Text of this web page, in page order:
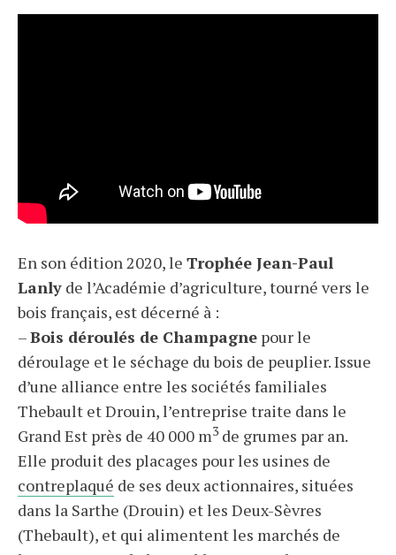
En son édition 2020, le Trophée Jean-Paul
Lanly de l’Académie d’agriculture, tourné vers le
bois français, est décerné à :
–Bois déroulés de Champagne pour le
déroulage et le séchage du bois de peuplier. Issue
d’une alliance entre les sociétés familiales
Thebault et Drouin, l’entreprise traite dans le
Grand Est près de 40 000 m3de grumes par an.
Elle produit des placages pour les usines de
contreplaqué de ses deux actionnaires, situées
dans la Sarthe (Drouin) et les Deux-Sèvres
(Thebault), et qui alimentent les marchés de